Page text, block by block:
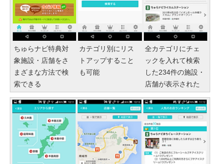
ちゅらナビ特典対
象施設・店舗をさ
まざまな方法で検
索できる
カテゴリ別にリス
トアップすること
も可能
全カテゴリにチェ
ックを入れて検索
した234件の施設・
店舗が表示された